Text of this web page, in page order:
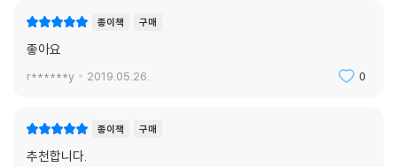
Chapter 6. 주식으로 목돈 모으기_배당투자, ETF, 해외 주식
01 복리의 마법, 배당투자_배당투자 전 알아야 할 것
종이책 구매
좋아요
r******y 2019.05.26. 0
종이책 구매
추천합니다.